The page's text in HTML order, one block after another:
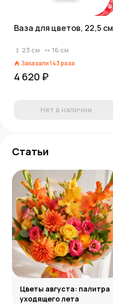
Ваза для цветов, 22,5 см
23 см 16 см
Заказали143раза
4 620 ₽
Нет в наличии
Статьи
Цветы августа: палитра
уходящего лета